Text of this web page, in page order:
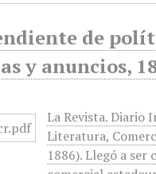
de
y anuncios,
La Revista. Diario
Literatura,
1886). Llegó a